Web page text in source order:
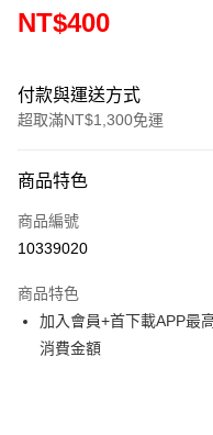
NT$400
付款與運送方式
超取滿NT$1,300免運
信用卡一次付款
超商取貨付款
Apple Pay
悠遊付
商品特色
商品編號
10339020
商品特色
加入會員+首下載APP最
消費金額